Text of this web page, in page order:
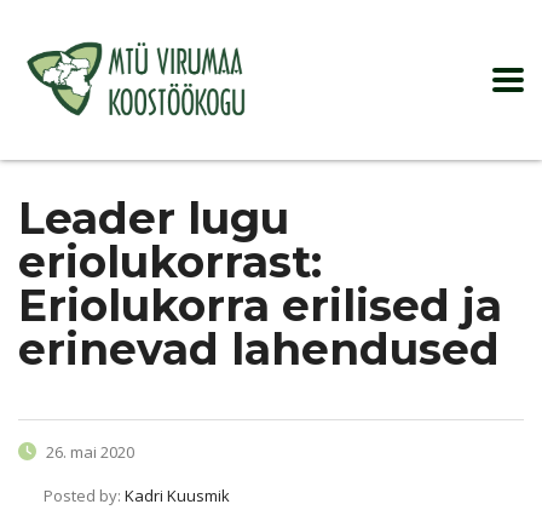
Leader lugu
eriolukorrast:
Eriolukorra erilised ja
erinevad lahendused
26. mai 2020
Posted by: Kadri Kuusmik